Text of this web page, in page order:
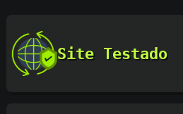
Site Testado